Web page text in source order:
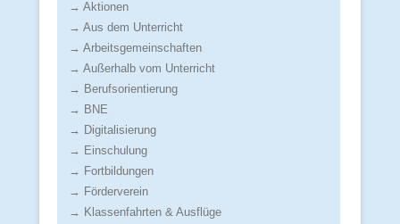
→ Aktionen
→ Aus dem Unterricht
→ Arbeitsgemeinschaften
→ Außerhalb vom Unterricht
→ Berufsorientierung
→ BNE
→ Digitalisierung
→ Einschulung
→ Fortbildungen
→ Förderverein
→ Klassenfahrten & Ausflüge